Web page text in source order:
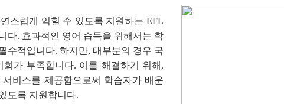
스럽게 익힐 수 있도록 지원하는 EFL
다. 효과적인 영어 습득을 위해서는 학
수적입니다. 하지만, 대부분의 경우 국
가 부족합니다. 이를 해결하기 위해,
비스를 제공함으로써 학습자가 배운
도록 지원합니다.